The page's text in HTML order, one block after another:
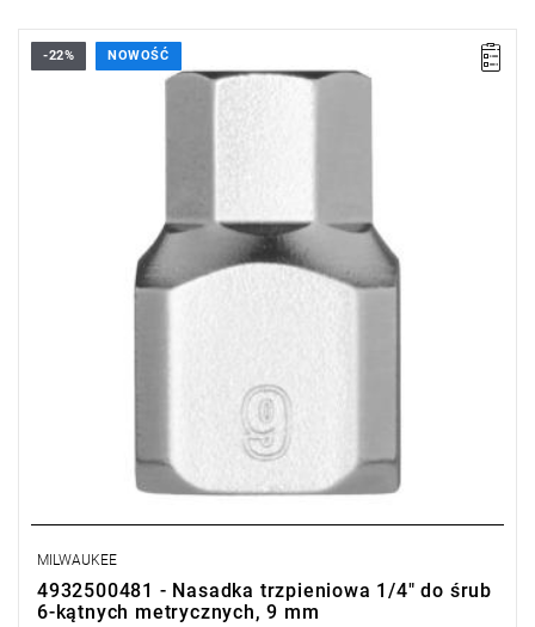
-22% NOWOŚĆ
MILWAUKEE
4932500481 - Nasadka trzpieniowa 1/4" do śrub
6-kątnych metrycznych, 9 mm